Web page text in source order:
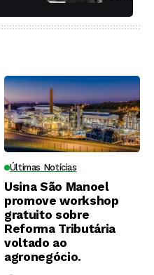
Últimas Notícias
Usina São Manoel
promove workshop
gratuito sobre
Reforma Tributária
voltado ao
agronegócio.